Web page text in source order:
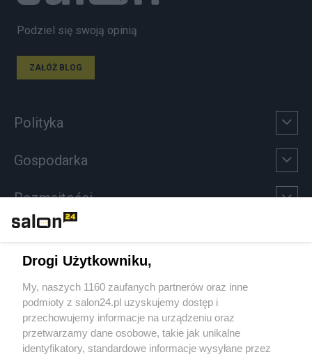
Podziel się swoją opinią
ZAŁÓŻ BLOG
Polityka
Gospodarka
Rozmaitości
Sport
Społeczeństwo
Kultura
Drogi Użytkowniku,
My, naszych 1160 zaufanych partnerów oraz inne
podmioty z salon24.pl uzyskujemy dostęp i
przechowujemy informacje na urządzeniu oraz
przetwarzamy dane osobowe, takie jak unikalne
identyfikatory, standardowe informacje wysyłane przez